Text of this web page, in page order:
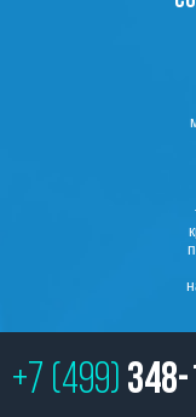
+7 (499)